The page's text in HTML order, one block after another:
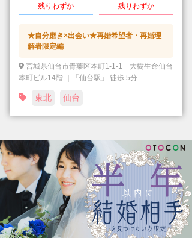
残りわずか
残りわずか
★自分磨き×出会い★再婚希望者・再婚理
解者限定編
宮城県仙台市青葉区本町1-1-1 大樹生命仙台
本町ビル14階 ｜「仙台駅」 徒歩 5分
東北 仙台